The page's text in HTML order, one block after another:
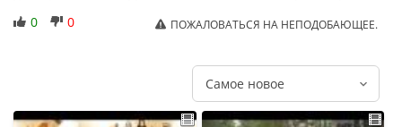
0
0 ПОЖАЛОВАТЬСЯ НА НЕПОДОБАЮЩЕЕ.